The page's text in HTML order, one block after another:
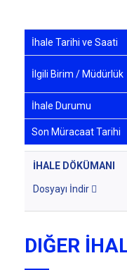
İhale Tarihi ve Saati
İlgili Birim / Müdürlük
İhale Durumu
Son Müracaat Tarihi
İHALE DÖKÜMANI
Dosyayı İndir
DIĞER